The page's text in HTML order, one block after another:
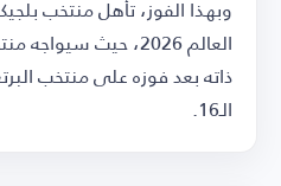
وبهذا الفوز، تأهل منتخب
العالم 2026، حيث
ذاته بعد فوزه على منتخب
الـ16.